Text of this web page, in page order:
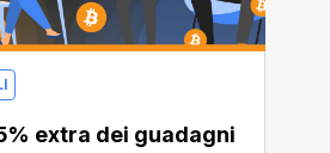
extra dei guadagni